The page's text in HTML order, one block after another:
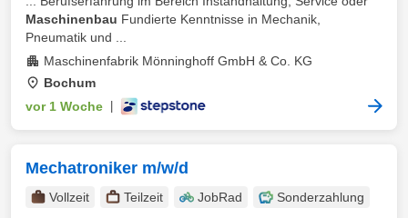
Maschinenbau Fundierte Kenntnisse in Mechanik,
Pneumatik und ...
Maschinenfabrik Mönninghoff GmbH & Co. KG
Bochum
vor 1 Woche
Mechatroniker m/w/d
Vollzeit Teilzeit JobRad
Sonderzahlung